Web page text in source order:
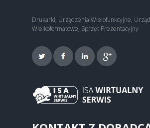
Drukarki, Urządzenia Wielofunkcyjne,
Wielkoformatowe, Sprzęt Prezentacyjny